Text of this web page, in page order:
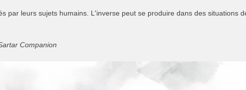
par leurs sujets humains. L'inverse peut se produire dans des situations
Companion